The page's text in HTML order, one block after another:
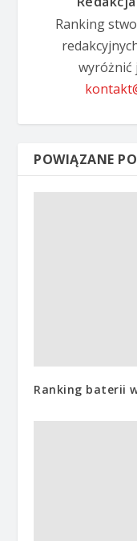
Ranking
wyróżnić
POWIĄZANE
Ranking baterii